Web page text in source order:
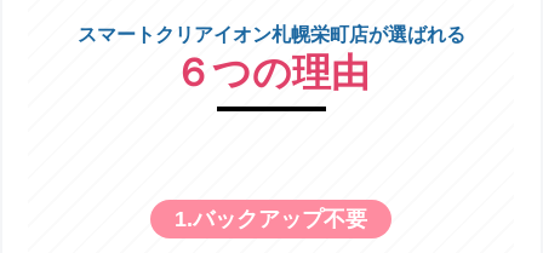
スマートクリアイオン札幌栄町店が選ばれる
６つの理由
1.バックアップ不要